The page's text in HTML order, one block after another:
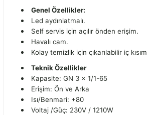
Genel Özellikler:
Led aydınlatmalı.
Self servis için açılır önden erişim.
Havalı cam.
Kolay temizlik için çıkarılabilir iç kısım
Teknik Özellikler
Kapasite: GN 3 x 1/1-65
Erişim: Ön ve Arka
Isı/Benmari: +80
Voltaj /Güç: 230V / 1210W